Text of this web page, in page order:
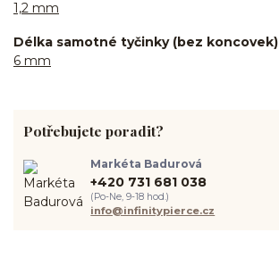
1,2 mm
Délka samotné tyčinky (bez koncovek)
6 mm
Potřebujete poradit?
Markéta Badurová
+420 731 681 038
(Po-Ne, 9-18 hod.)
info@infinitypierce.cz